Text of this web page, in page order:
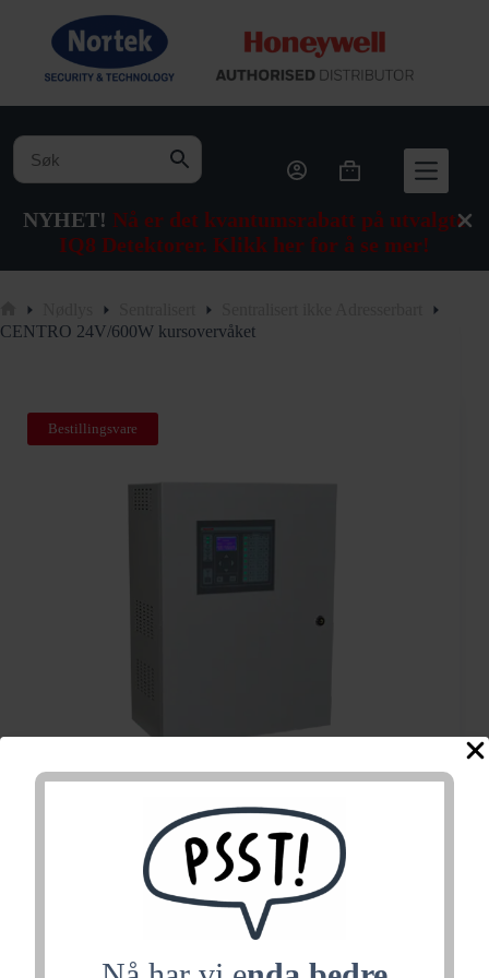
NYHET! Nå er det kvantumsrabatt på utvalgte
IQ8 Detektorer. Klikk her for å se mer!
innholdet
Handlekurv
Hjem
CENTRO 24V/600W kursovervåket
Bestillingsvare
CENTRO 24V/600W
kursovervåket